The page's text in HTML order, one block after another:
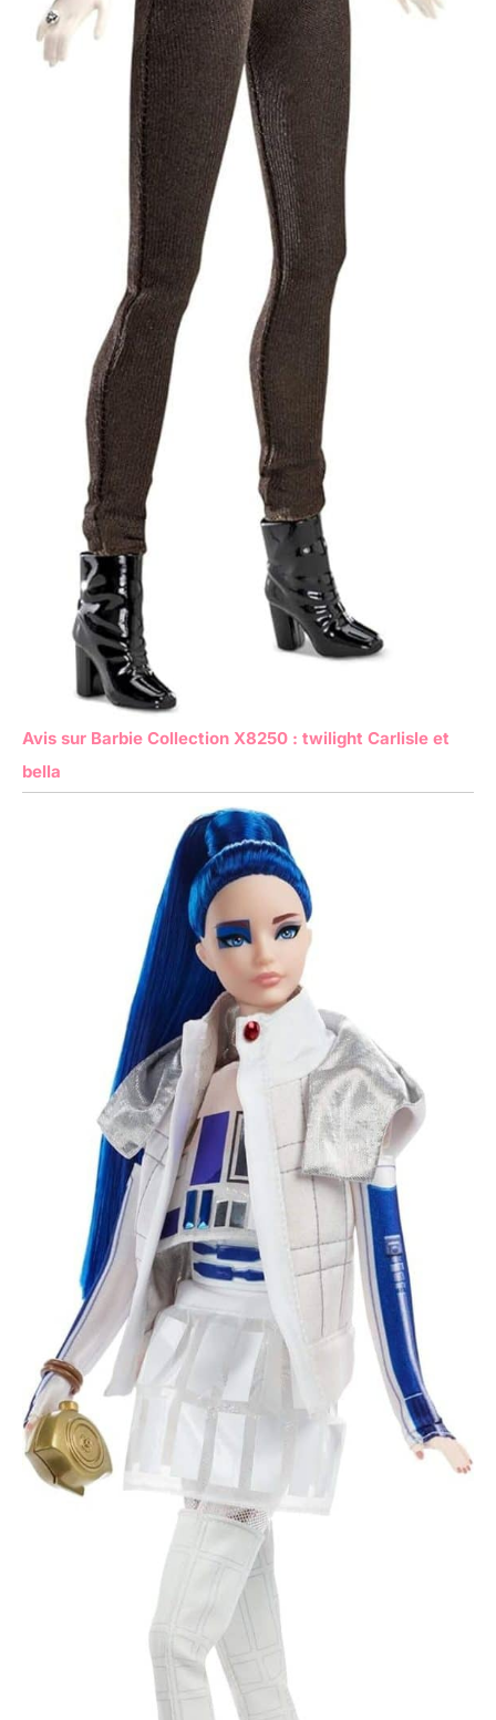
Avis sur Barbie Collection X8250 : twilight Carlisle et
bella